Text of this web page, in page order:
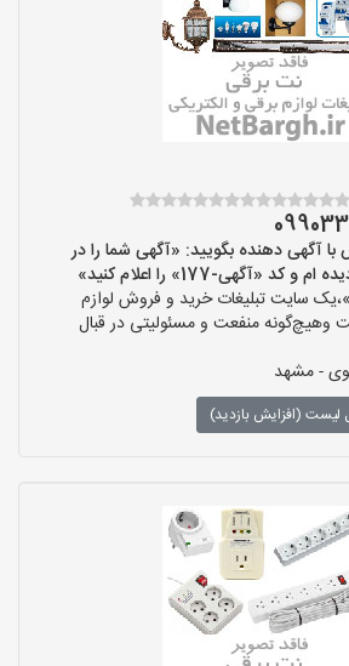
آگهی دهنده بگویید: «آگهی شما را در
177» را اعلام کنید»
سایت تبلیغات خرید و فروش لوازم
وهیچ‌گونه منفعت و مسئولیتی در قبال
- مشهد
لیست (افزایش بازدید)